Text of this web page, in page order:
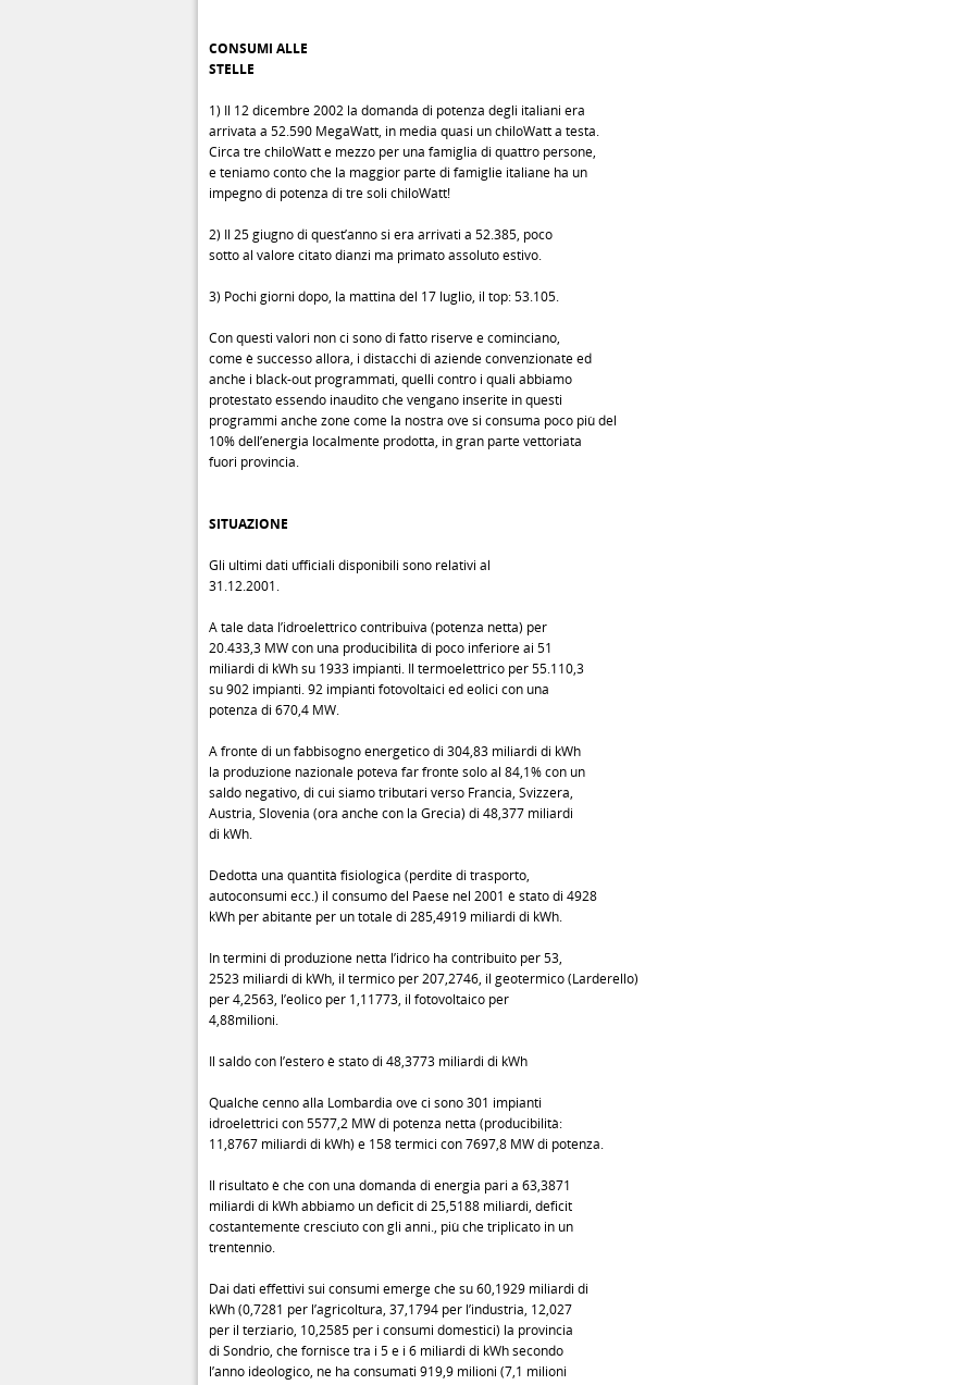
CONSUMI ALLE
STELLE
1) Il 12 dicembre 2002 la domanda di potenza degli italiani era
arrivata a 52.590 MegaWatt, in media quasi un chiloWatt a testa.
Circa tre chiloWatt e mezzo per una famiglia di quattro persone,
e teniamo conto che la maggior parte di famiglie italiane ha un
impegno di potenza di tre soli chiloWatt!
2) Il 25 giugno di quest’anno si era arrivati a 52.385, poco
sotto al valore citato dianzi ma primato assoluto estivo.
3) Pochi giorni dopo, la mattina del 17 luglio, il top: 53.105.
Con questi valori non ci sono di fatto riserve e cominciano,
come è successo allora, i distacchi di aziende convenzionate ed
anche i black-out programmati, quelli contro i quali abbiamo
protestato essendo inaudito che vengano inserite in questi
programmi anche zone come la nostra ove si consuma poco più del
10% dell’energia localmente prodotta, in gran parte vettoriata
fuori provincia.
SITUAZIONE
Gli ultimi dati ufficiali disponibili sono relativi al
31.12.2001.
A tale data l’idroelettrico contribuiva (potenza netta) per
20.433,3 MW con una producibilità di poco inferiore ai 51
miliardi di kWh su 1933 impianti. Il termoelettrico per 55.110,3
su 902 impianti. 92 impianti fotovoltaici ed eolici con una
potenza di 670,4 MW.
A fronte di un fabbisogno energetico di 304,83 miliardi di kWh
la produzione nazionale poteva far fronte solo al 84,1% con un
saldo negativo, di cui siamo tributari verso Francia, Svizzera,
Austria, Slovenia (ora anche con la Grecia) di 48,377 miliardi
di kWh.
Dedotta una quantità fisiologica (perdite di trasporto,
autoconsumi ecc.) il consumo del Paese nel 2001 è stato di 4928
kWh per abitante per un totale di 285,4919 miliardi di kWh.
In termini di produzione netta l’idrico ha contribuito per 53,
2523 miliardi di kWh, il termico per 207,2746, il geotermico (Larderello)
per 4,2563, l’eolico per 1,11773, il fotovoltaico per
4,88milioni.
Il saldo con l’estero è stato di 48,3773 miliardi di kWh
Qualche cenno alla Lombardia ove ci sono 301 impianti
idroelettrici con 5577,2 MW di potenza netta (producibilità:
11,8767 miliardi di kWh) e 158 termici con 7697,8 MW di potenza.
Il risultato è che con una domanda di energia pari a 63,3871
miliardi di kWh abbiamo un deficit di 25,5188 miliardi, deficit
costantemente cresciuto con gli anni., più che triplicato in un
trentennio.
Dai dati effettivi sui consumi emerge che su 60,1929 miliardi di
kWh (0,7281 per l’agricoltura, 37,1794 per l’industria, 12,027
per il terziario, 10,2585 per i consumi domestici) la provincia
di Sondrio, che fornisce tra i 5 e i 6 miliardi di kWh secondo
l’anno ideologico, ne ha consumati 919,9 milioni (7,1 milioni